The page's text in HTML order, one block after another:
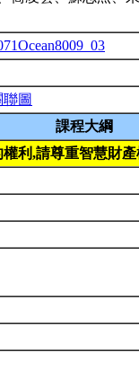
圖
課程大綱
利,請尊重智慧財